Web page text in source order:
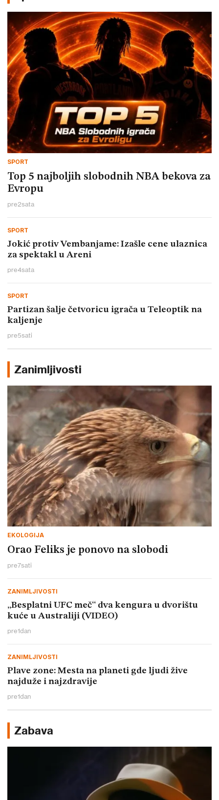
SPORT
Top 5 najboljih slobodnih NBA bekova za
Evropu
pre2sata
SPORT
Jokić protiv Vembanjame: Izašle cene ulaznica
za spektakl u Areni
pre4sata
SPORT
Partizan šalje četvoricu igrača u Teleoptik na
kaljenje
pre5sati
Zanimljivosti
EKOLOGIJA
Orao Feliks je ponovo na slobodi
pre7sati
ZANIMLJIVOSTI
„Besplatni UFC meč“ dva kengura u dvorištu
kuće u Australiji (VIDEO)
pre1dan
ZANIMLJIVOSTI
Plave zone: Mesta na planeti gde ljudi žive
najduže i najzdravije
pre1dan
Zabava